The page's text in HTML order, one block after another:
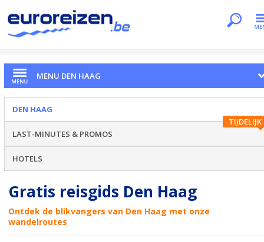
MENU DEN HAAG
DEN HAAG
TIJDELIJK
LAST-MINUTES & PROMOS
HOTELS
Gratis reisgids Den Haag
Ontdek de blikvangers van Den Haag met onze
wandelroutes